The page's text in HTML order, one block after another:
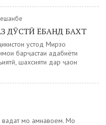
ДӮСТӢ ЁБАНД БАХТ
устод Мирзо
барҷастаи адабиёти
шахсияти дар ҷаҳон
мо ҳамнавоем. Мо